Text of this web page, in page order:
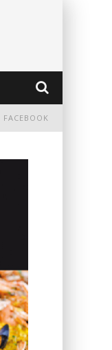
FACEBOOK